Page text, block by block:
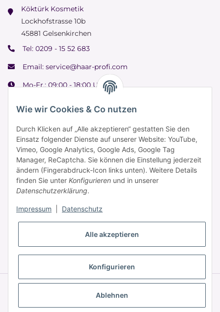
Wie wir Cookies & Co nutzen
Durch Klicken auf „Alle akzeptieren“ gestatten Sie den
Einsatz folgender Dienste auf unserer Website: YouTube,
Vimeo, Google Analytics, Google Ads, Google Tag
Manager, ReCaptcha. Sie können die Einstellung jederzeit
ändern (Fingerabdruck-Icon links unten). Weitere Details
finden Sie unter Konfigurieren und in unserer
Datenschutzerklärung.
Impressum Datenschutz
Alle akzeptieren
Konfigurieren
Ablehnen
Köktürk Kosmetik
Lockhofstrasse 10b
45881 Gelsenkirchen
Tel: 0209 - 15 52 683
Email: service@haar-profi.com
Mo-Fr.: 09:00 - 18:00 Uhr
Samstag: 09:00 - 15:00 Uhr
Informationen
Zahlung & Versand
© © 2025 HAAR PROFI – A brand of Novon Professional GmbH
JTL-Shop|FIRE JTL-Shop Template